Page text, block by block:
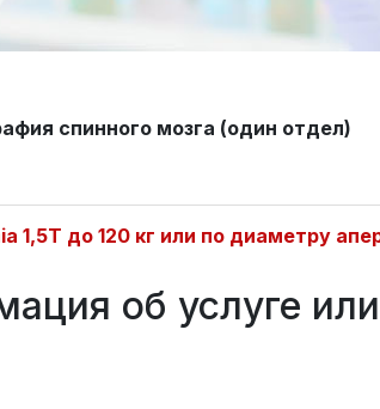
спинного мозга (один отдел)
1,5Т до 120 кг или по диаметру
об услуге